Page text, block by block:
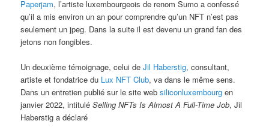
Paperjam, l’artiste luxembourgeois de renom Sumo a confessé
qu’il a mis environ un an pour comprendre qu’un NFT n’est pas
seulement un jpeg. Dans la suite il est devenu un grand fan des
jetons non fongibles.
Un deuxième témoignage, celui deJil Haberstig, consultant,
artiste et fondatrice du Lux NFT Club, va dans le même sens.
Dans un entretien publié sur le site websiliconluxembourg en
janvier 2022, intituléSelling NFTs Is Almost A Full-Time Job, Jil
Haberstig a déclaré